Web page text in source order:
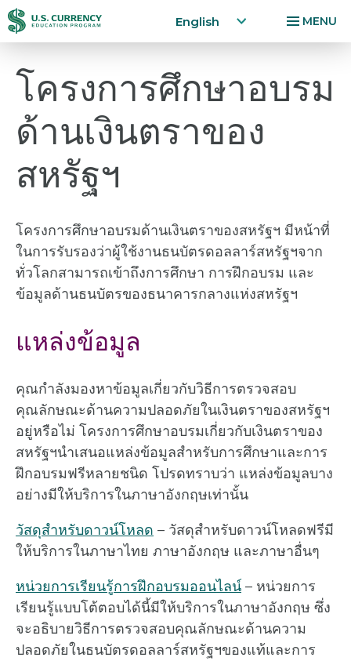
to
main
content
Statement
Home English MENU
โครงการศึกษาอบรม
ด้านเงินตราของ
สหรัฐฯ
โครงการศึกษาอบรมด้านเงินตราของสหรัฐฯ มีหน้าที่
ในการรับรองว่าผู้ใช้งานธนบัตรดอลลาร์สหรัฐฯจาก
ทั่วโลกสามารถเข้าถึงการศึกษา การฝึกอบรม และ
ข้อมูลด้านธนบัตรของธนาคารกลางแห่งสหรัฐฯ
แหล่งข้อมูล
คุณกำลังมองหาข้อมูลเกี่ยวกับวิธีการตรวจสอบ
คุณลักษณะด้านความปลอดภัยในเงินตราของสหรัฐฯ
อยู่หรือไม่ โครงการศึกษาอบรมเกี่ยวกับเงินตราของ
สหรัฐฯนำเสนอแหล่งข้อมูลสำหรับการศึกษาและการ
ฝึกอบรมฟรีหลายชนิด โปรดทราบว่า แหล่งข้อมูลบาง
อย่างมีให้บริการในภาษาอังกฤษเท่านั้น
วัสดุสำหรับดาวน์โหลด – วัสดุสำหรับดาวน์โหลดฟรีมี
ให้บริการในภาษาไทย ภาษาอังกฤษ และภาษาอื่นๆ
หน่วยการเรียนรู้การฝึกอบรมออนไลน์ – หน่วยการ
เรียนรู้แบบโต้ตอบได้นี้มีให้บริการในภาษาอังกฤษ ซึ่ง
จะอธิบายวิธีการตรวจสอบคุณลักษณะด้านความ
ปลอดภัยในธนบัตรดอลลาร์สหรัฐฯของแท้และการ